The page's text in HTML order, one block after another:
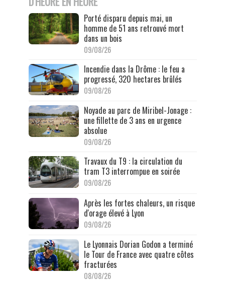
Porté disparu depuis mai, un
homme de 51 ans retrouvé mort
dans un bois
09/08/26
Incendie dans la Drôme : le feu a
progressé, 320 hectares brûlés
09/08/26
Noyade au parc de Miribel-Jonage :
une fillette de 3 ans en urgence
absolue
09/08/26
Travaux du T9 : la circulation du
tram T3 interrompue en soirée
09/08/26
Après les fortes chaleurs, un risque
d'orage élevé à Lyon
09/08/26
Le Lyonnais Dorian Godon a terminé
le Tour de France avec quatre côtes
fracturées
08/08/26